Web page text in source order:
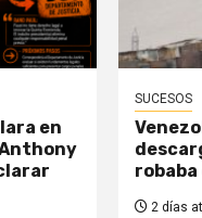
en
SUCESOS
robaba
2 días